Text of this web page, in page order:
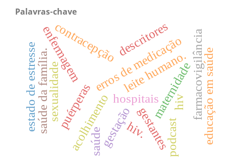
Palavras-chave
gestantes
puérperas maternidade
erros de medicação
hospitais farmacovigilânciaeducação em saúde
enfermagem
hiv
gestação
acolhimento hiv.
contracepção
saúde da família.
saúde podcast
sexualidade leite humano.
descritores
estado de estresse